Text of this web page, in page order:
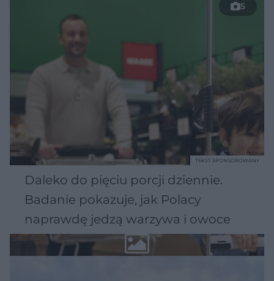
5
Daleko do pięciu porcji dziennie.
Badanie pokazuje, jak Polacy
naprawdę jedzą warzywa i owoce
TEKST SPONSOROWANY